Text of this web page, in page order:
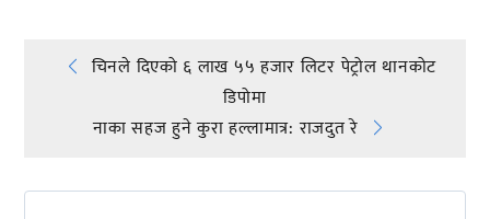
Post
navigation
चिनले दिएको ६ लाख ५५ हजार लिटर पेट्रोल थानकोट
डिपोमा
नाका सहज हुने कुरा हल्लामात्र: राजदुत रे